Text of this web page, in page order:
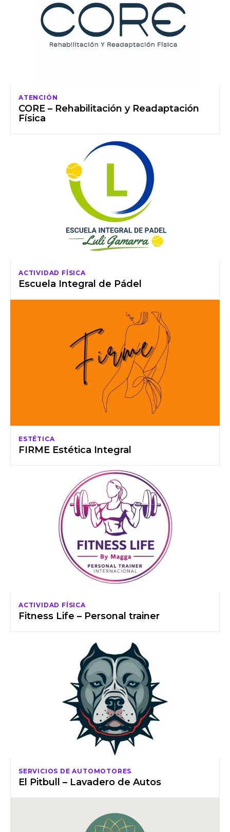
ATENCIÓN
CORE – Rehabilitación y Readaptación
Física
ACTIVIDAD FÍSICA
Escuela Integral de Pádel
ESTÉTICA
FIRME Estética Integral
ACTIVIDAD FÍSICA
Fitness Life – Personal trainer
SERVICIOS DE AUTOMOTORES
El Pitbull – Lavadero de Autos